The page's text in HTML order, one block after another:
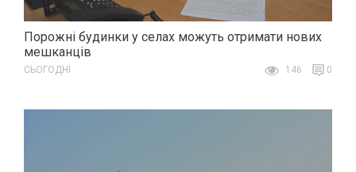
Порожні будинки у селах можуть отримати нових
мешканців
СЬОГОДНІ 146 0